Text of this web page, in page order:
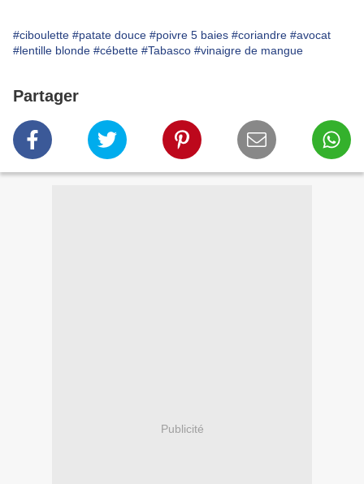
#ciboulette #patate douce #poivre 5 baies #coriandre #avocat
#lentille blonde #cébette #Tabasco #vinaigre de mangue
Partager
Publicité